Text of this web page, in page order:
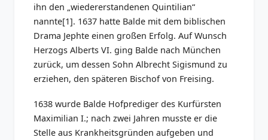
ihn den „wiedererstandenen Quintilian“
nannte[1]. 1637 hatte Balde mit dem biblischen
Drama Jephte einen großen Erfolg. Auf Wunsch
Herzogs Alberts VI. ging Balde nach München
zurück, um dessen Sohn Albrecht Sigismund zu
erziehen, den späteren Bischof von Freising.
1638 wurde Balde Hofprediger des Kurfürsten
Maximilian I.; nach zwei Jahren musste er die
Stelle aus Krankheitsgründen aufgeben und